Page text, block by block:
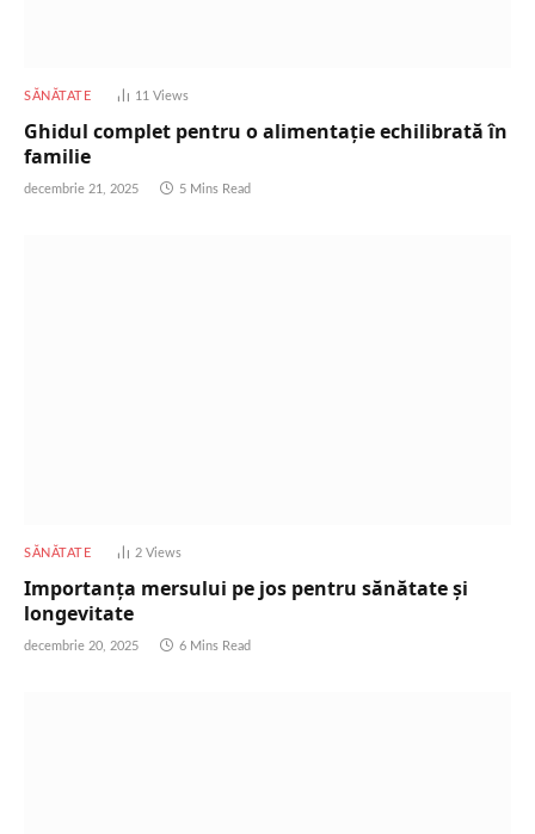
SĂNĂTATE 11Views
Ghidul complet pentru o alimentație echilibrată în
familie
decembrie 21, 2025 5 Mins Read
SĂNĂTATE 2Views
Importanța mersului pe jos pentru sănătate și
longevitate
decembrie 20, 2025 6 Mins Read